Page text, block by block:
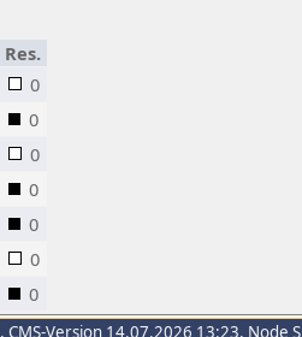
Res.
0
0
0
0
0
0
0
, CMS-Version 14.07.2026 13:23, Node